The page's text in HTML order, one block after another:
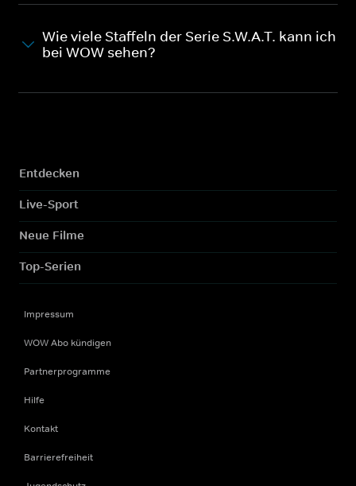
Wie viele Staffeln der Serie S.W.A.T. kann ich
bei WOW sehen?
Entdecken
Live-Sport
Neue Filme
Top-Serien
Impressum
WOW Abo kündigen
Partnerprogramme
Hilfe
Kontakt
Barrierefreiheit